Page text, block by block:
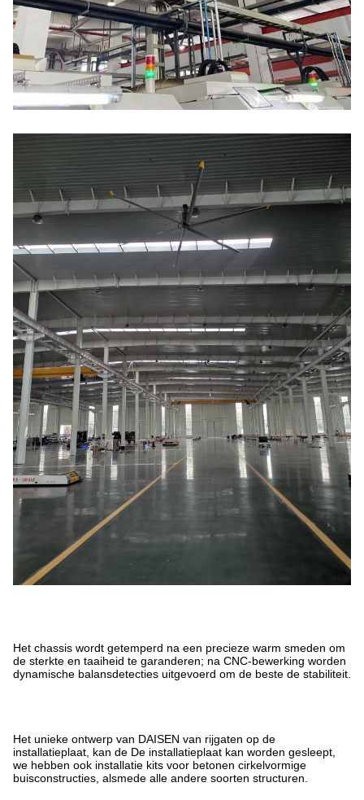
Het chassis wordt getemperd na een precieze warm smeden om
de sterkte en taaiheid te garanderen; na CNC-bewerking worden
dynamische balansdetecties uitgevoerd om de beste de stabiliteit.
Het unieke ontwerp van DAISEN van rijgaten op de
installatieplaat, kan de De installatieplaat kan worden gesleept,
we hebben ook installatie kits voor betonen cirkelvormige
buisconstructies, alsmede alle andere soorten structuren.